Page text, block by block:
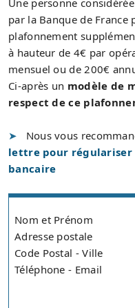
Une personne
par la Banque de France
plafonnement
à hauteur de 4€ par
mensuel ou de 200€
Ci-après un modèle de
respect de ce
Nous vous
lettre pour régulariser
bancaire
Nom et Prénom
Adresse postale
Code Postal - Ville
Téléphone - Email